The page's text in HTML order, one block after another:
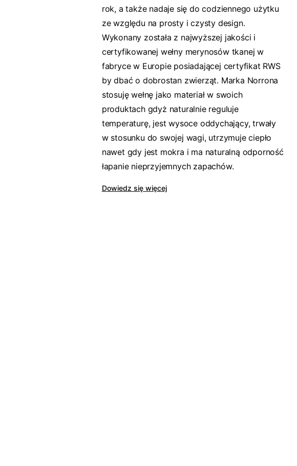
rok, a także nadaje się do codziennego użytku
ze względu na prosty i czysty design.
Wykonany została z najwyższej jakości i
certyfikowanej wełny merynosów tkanej w
fabryce w Europie posiadającej certyfikat RWS
by dbać o dobrostan zwierząt. Marka Norrona
stosuję wełnę jako materiał w swoich
produktach gdyż naturalnie reguluje
temperaturę, jest wysoce oddychający, trwały
w stosunku do swojej wagi, utrzymuje ciepło
nawet gdy jest mokra i ma naturalną odporność
łapanie nieprzyjemnych zapachów.
Dowiedz się więcej